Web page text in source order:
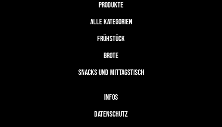
PRODUKTE
ALLE KATEGORIEN
FRÜHSTÜCK
BROTE
SNACKS UND MITTAGSTISCH
INFOS
DATENSCHUTZ